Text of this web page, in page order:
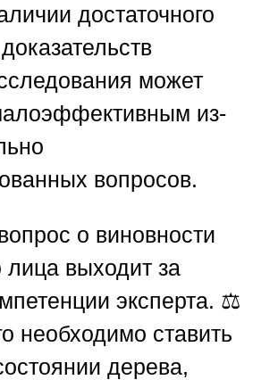
достаточного
может
из-
вопросов.
о виновности
лица выходит за
эксперта. ⚖️
необходимо ставить
дерева,